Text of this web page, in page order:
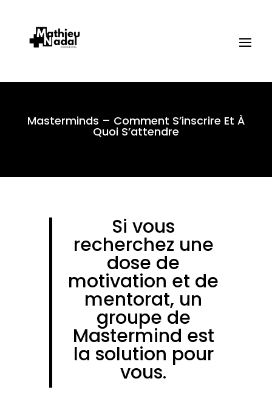
Masterminds – Comment S’inscrire Et À
Quoi S’attendre
Si vous
recherchez une
dose de
motivation et de
mentorat, un
groupe de
Mastermind est
la solution pour
vous.